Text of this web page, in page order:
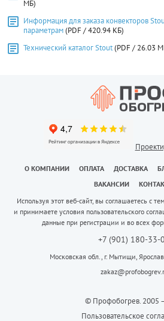
МБ)
Информация для заказа конвекторов
параметрам(PDF / 420.94 КБ)
Технический каталог Stout(PDF / 26.03
О КОМПАНИИ ОПЛАТА ДОСТАВКА
ВАКАНСИИ
Используя этот веб-сайт, вы соглашаетесь с
и принимаете условия пользовательского
данные при регистрации и во всех
+7 (901) 180-33-
Московская обл., г. Мытищи,
© Профобогрев. 2005
Пользовательское